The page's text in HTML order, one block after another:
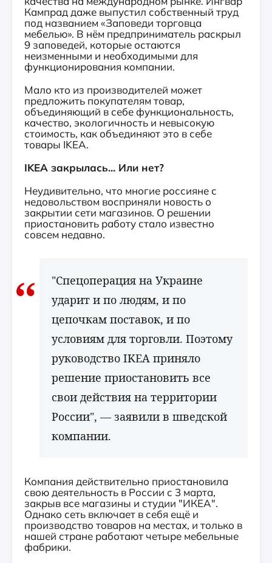
Кампрад даже выпустил собственный труд
под названием «Заповеди торговца
мебелью». В нём предприниматель раскрыл
9 заповедей, которые остаются
неизменными и необходимыми для
функционирования компании.
Мало кто из производителей может
предложить покупателям товар,
объединяющий в себе функциональность,
качество, экологичность и невысокую
стоимость, как объединяют это в себе
товары IKEA.
IKEA закрылась... Или нет?
Неудивительно, что многие россияне с
недовольством восприняли новость о
закрытии сети магазинов. О решении
приостановить работу стало известно
совсем недавно.
"Спецоперация на Украине
ударит и по людям, и по
цепочкам поставок, и по
условиям для торговли. Поэтому
руководство IKEA приняло
решение приостановить все
свои действия на территории
России", — заявили в шведской
компании.
Компания действительно приостановила
свою деятельность в России с 3 марта,
закрыв все магазины и студии "ИКЕА".
Однако сеть включает в себя ещё и
производство товаров на местах, и только в
нашей стране работают четыре мебельные
фабрики.